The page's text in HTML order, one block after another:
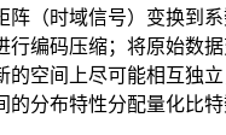
阵（时域信号）变换到系
行编码压缩；将原始数
的空间上尽可能相互独立
的分布特性分配量化比